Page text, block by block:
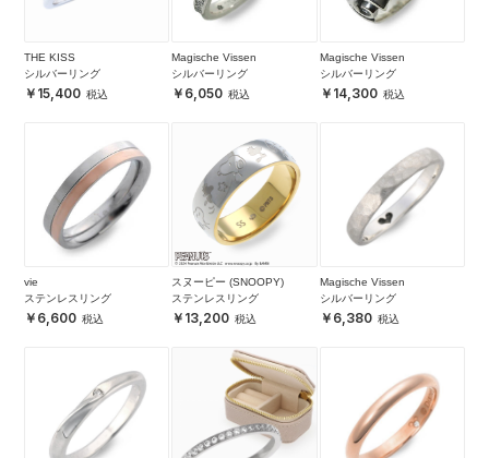
THE KISS
シルバーリング
15,400
Magische Vissen
シルバーリング
6,050
Magische Vissen
シルバーリング
14,300
vie
ステンレスリング
6,600
スヌーピー (SNOOPY)
ステンレスリング
13,200
Magische Vissen
シルバーリング
6,380